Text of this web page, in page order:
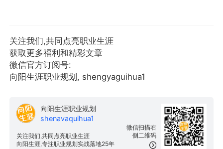
关注我们,共同点亮职业生涯
获取更多福利和精彩文章
微信官方订阅号:
向阳生涯职业规划, shengyaguihua1
微信扫描右
侧二维码
向阳生涯职业规划
shenavaquihua1
关注我们,共同点亮职业生涯
向阳生涯,专注职业规划实战落地25年